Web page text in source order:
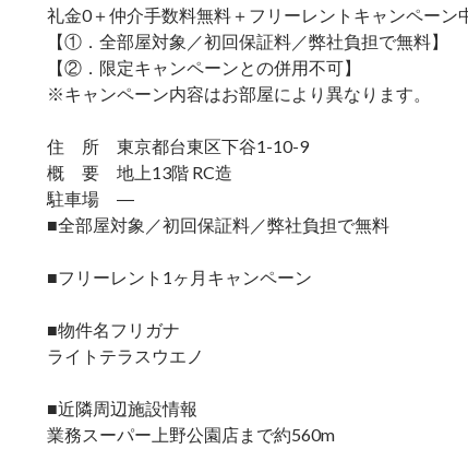
礼金0＋仲介手数料無料 ＋ フリーレント キャンペーン
【①．全部屋対象／初回保証料／弊社負担で無料】
【②．限定キャンペーンとの併用不可】
※キャンペーン内容はお部屋により異なります。
住 所 東京都台東区下谷1-10-9
概 要 地上13階 RC造
駐車場 ―
■全部屋対象／初回保証料／弊社負担で無料
■フリーレント1ヶ月キャンペーン
■物件名フリガナ
ライトテラスウエノ
■近隣周辺施設情報
業務スーパー上野公園店まで約560m